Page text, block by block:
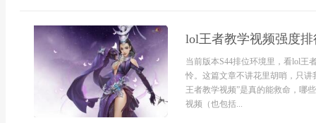
lol王者教学视频强度
当前版本S44排位环境里，看lol王
怜。这篇文章不讲花里胡哨，只
王者教学视频”是真的能救命，哪
视频（也包括...